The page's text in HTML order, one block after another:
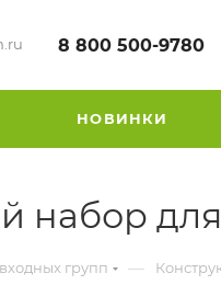
8 800 500-9780
НОВИНКИ
набор
групп —